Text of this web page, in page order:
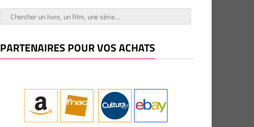
PARTENAIRES POUR VOS ACHATS